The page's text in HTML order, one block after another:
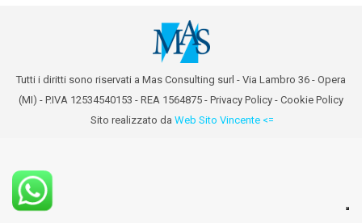
Tutti i diritti sono riservati a Mas Consulting surl - Via Lambro 36 - Opera
(MI) - P.IVA 12534540153 - REA 1564875 - Privacy Policy - Cookie Policy
Sito realizzato da Web Sito Vincente <=